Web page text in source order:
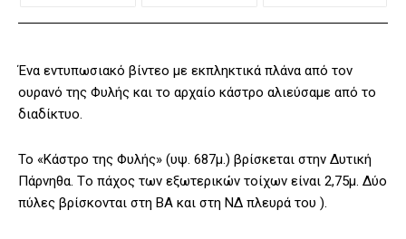
Ένα εντυπωσιακό βίντεο με εκπληκτικά πλάνα από τον
ουρανό της Φυλής και το αρχαίο κάστρο αλιεύσαμε από το
διαδίκτυο.
Το «Κάστρο της Φυλής» (υψ. 687μ.) βρίσκεται στην Δυτική
Πάρνηθα. Tο πάχος των εξωτερικών τοίχων είναι 2,75μ. Δύο
πύλες βρίσκονται στη BA και στη NΔ πλευρά του ).